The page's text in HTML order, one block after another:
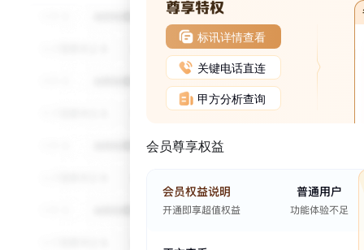
标讯详情查看
关键电话直连
甲方分析查询
会员尊享权益